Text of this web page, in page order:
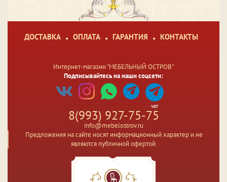
ДОСТАВКА ОПЛАТА ГАРАНТИЯ КОНТАКТЫ
Интернет-магазин "МЕБЕЛЬНЫЙ ОСТРОВ"
Подписывайтесь на наши соцсети:
чат
8(993) 927-75-75
info@mebelostrov.ru
Предложения на сайте носят информационный характер и не
являются публичной офертой.